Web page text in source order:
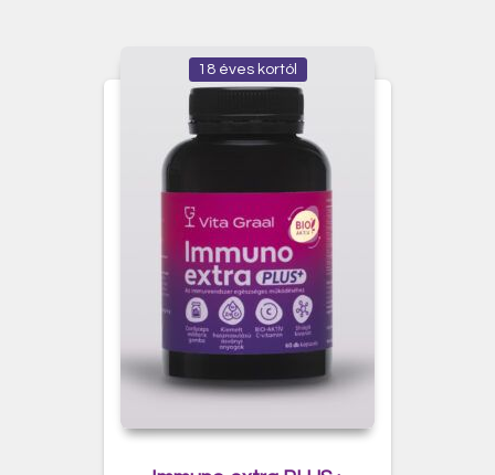
18 éves kortól